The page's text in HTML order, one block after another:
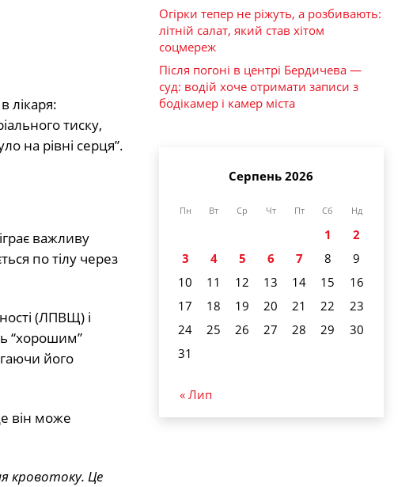
лікаря:
тиску,
на рівні серця”.
важливу
по тілу через
(ЛПВЩ) і
“хорошим”
його
він може
кровотоку. Це
Огірки тепер не ріжуть, а розбивають:
літній салат, який став хітом
соцмереж
Після погоні в центрі Бердичева —
суд: водій хоче отримати записи з
бодікамер і камер міста
Серпень 2026
Пн Вт Ср Чт Пт Сб Нд
1
2
3
4 5 6 7 8
9
10
11 12 13 14 15
16
17
18 19 20 21 22
23
24
25 26 27 28 29
30
31
« Лип